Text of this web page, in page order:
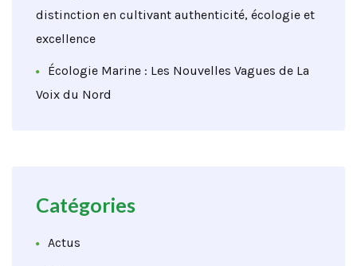
distinction en cultivant authenticité, écologie et
excellence
Écologie Marine : Les Nouvelles Vagues de La
Voix du Nord
Catégories
Actus